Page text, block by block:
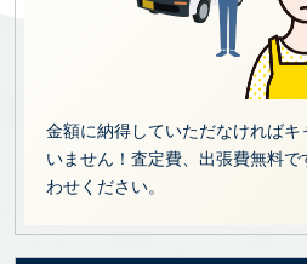
金額に納得していただなければ
いません！査定費、出張費無料
わせください。